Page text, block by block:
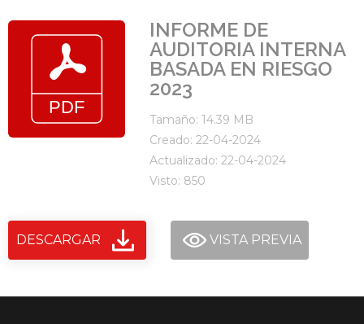
INFORME DE
AUDITORIA INTERNA
BASADA EN RIESGO
2023
Tamaño: 14.39 MB
Creado: 22-04-2024
Actualizado: 22-04-2024
Visto: 850
DESCARGAR VISTA PREVIA